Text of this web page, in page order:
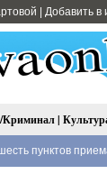
Добавить в
Криминал|
пунктов